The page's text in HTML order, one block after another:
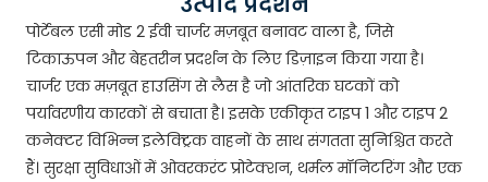
पोर्टेबल एसी मोड 2 ईवी चार्जर मज़बूत बनावट वाला है, जिसे
टिकाऊपन और बेहतरीन प्रदर्शन के लिए डिज़ाइन किया गया है।
चार्जर एक मज़बूत हाउसिंग से लैस है जो आंतरिक घटकों को
पर्यावरणीय कारकों से बचाता है। इसके एकीकृत टाइप 1 और टाइप 2
कनेक्टर विभिन्न इलेक्ट्रिक वाहनों के साथ संगतता सुनिश्चित करते
हैं। सुरक्षा सुविधाओं में ओवरकरंट प्रोटेक्शन, थर्मल मॉनिटरिंग और एक